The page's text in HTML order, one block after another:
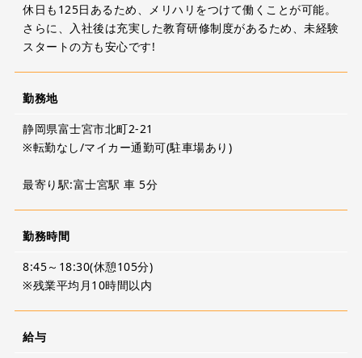
休日も125日あるため、メリハリをつけて働くことが可能。
さらに、入社後は充実した教育研修制度があるため、未経験
スタートの方も安心です!
勤務地
静岡県富士宮市北町2-21
※転勤なし/マイカー通勤可(駐車場あり)
最寄り駅:富士宮駅 車 5分
勤務時間
8:45～18:30(休憩105分)
※残業平均月10時間以内
給与